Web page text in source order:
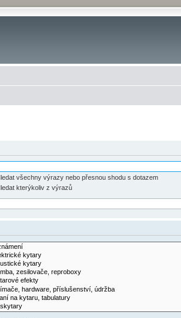
všechny výrazy nebo přesnou shodu s dotazem
kterýkoliv z výrazů